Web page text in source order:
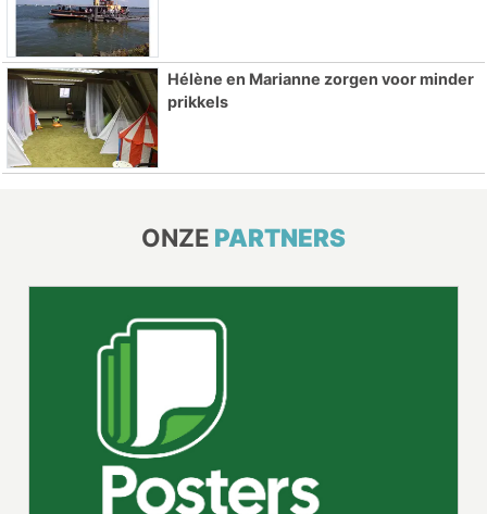
Hélène en Marianne zorgen voor minder
prikkels
ONZE PARTNERS